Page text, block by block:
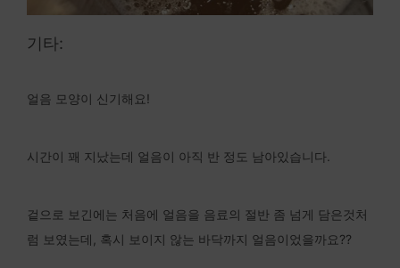
기타:
얼음 모양이 신기해요!
시간이 꽤 지났는데 얼음이 아직 반 정도 남아있습니다.
겉으로 보긴에는 처음에 얼음을 음료의 절반 좀 넘게 담은것처
럼 보였는데, 혹시 보이지 않는 바닥까지 얼음이었을까요??